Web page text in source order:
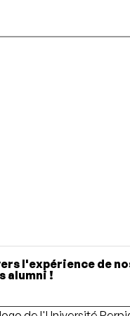
l'expérience de
alumni !